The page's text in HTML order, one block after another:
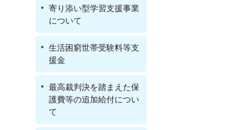
寄り添い型学習支援事業
について
生活困窮世帯受験料等支
援金
最高裁判決を踏まえた保
護費等の追加給付につい
て